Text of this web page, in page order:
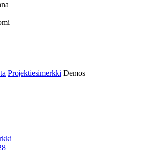
Projektiesimerkki Demos